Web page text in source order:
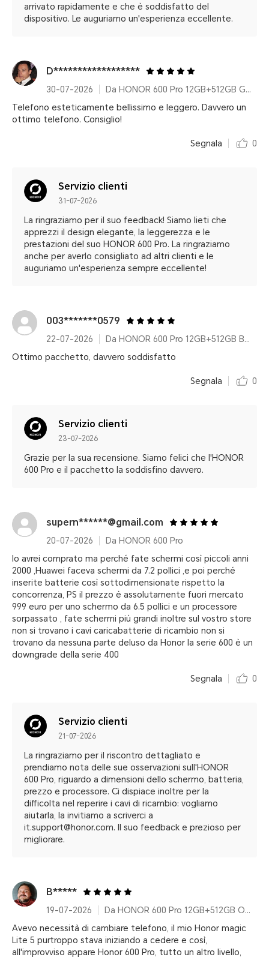
arrivato rapidamente e che è soddisfatto del
dispositivo. Le auguriamo un'esperienza eccellente.
D******************
30-07-2026
Da HONOR 600 Pro 12GB+512GB Golden White
Telefono esteticamente bellissimo e leggero. Davvero un
ottimo telefono. Consiglio!
Segnala 0
Servizio clienti
31-07-2026
La ringraziamo per il suo feedback! Siamo lieti che
apprezzi il design elegante, la leggerezza e le
prestazioni del suo HONOR 600 Pro. La ringraziamo
anche per averlo consigliato ad altri clienti e le
auguriamo un'esperienza sempre eccellente!
003*******0579
22-07-2026
Da HONOR 600 Pro 12GB+512GB Black Pacchetto
Ottimo pacchetto, davvero soddisfatto
Segnala 0
Servizio clienti
23-07-2026
Grazie per la sua recensione. Siamo felici che l'HONOR
600 Pro e il pacchetto la soddisfino davvero.
supern******@gmail.com
20-07-2026
Da HONOR 600 Pro
lo avrei comprato ma perché fate schermi così piccoli anni
2000 ,Huawei faceva schermi da 7.2 pollici ,e poi perché
inserite batterie così sottodimensionate rispetto la
concorrenza, PS il prezzo è assolutamente fuori mercato
999 euro per uno schermo da 6.5 pollici e un processore
sorpassato , fate schermi più grandi inoltre sul vostro store
non si trovano i cavi caricabatterie di ricambio non si
trovano da nessuna parte deluso da Honor la serie 600 è un
downgrade della serie 400
Segnala 0
Servizio clienti
21-07-2026
La ringraziamo per il riscontro dettagliato e
prendiamo nota delle sue osservazioni sull'HONOR
600 Pro, riguardo a dimensioni dello schermo, batteria,
prezzo e processore. Ci dispiace inoltre per la
difficolta nel reperire i cavi di ricambio: vogliamo
aiutarla, la invitiamo a scriverci a
it.support@honor.com. Il suo feedback e prezioso per
migliorare.
B*****
19-07-2026
Da HONOR 600 Pro 12GB+512GB Orange With 100w Charger
Avevo necessità di cambiare telefono, il mio Honor magic
Lite 5 purtroppo stava iniziando a cedere e così,
all'improvviso appare Honor 600 Pro, tutto un altro livello,